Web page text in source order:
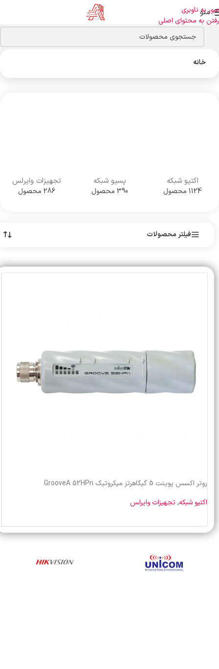
عبور به ناوبری
رفتن به محتوای اصلی
منو
خانه
اکتیو شبکه
1124 محصول
پسیو شبکه
390 محصول
تجهیزات وایرلس
286 محصول
فیلتر محصولات
روتر اکسس پوینت 5 گیگاهرتز میکروتیک GrooveA 52HPn
اکتیو شبکه,تجهیزات وایرلس